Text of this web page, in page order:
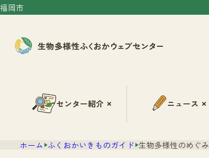
福岡市
センター紹介 ニュース
ホーム ふくおかいきものガイド 生物多様性のめぐみ